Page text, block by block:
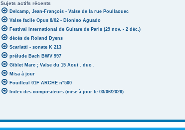
Sujets actifs récents
Delcamp, Jean-François - Valse de la rue Poullaouec
Valse facile Opus 8/02 - Dioniso Aguado
Festival International de Guitare de Paris (29 nov. - 2 déc.)
décès de Roland Dyens
Scarlatti - sonate K 213
prélude Bach BWV 997
Giblet Marc ; Valse du 15 Aout . duo .
Misa à jour
Fouilleul 01F ARCHE n°500
Index des compositeurs (mise à jour le 03/06/2026)